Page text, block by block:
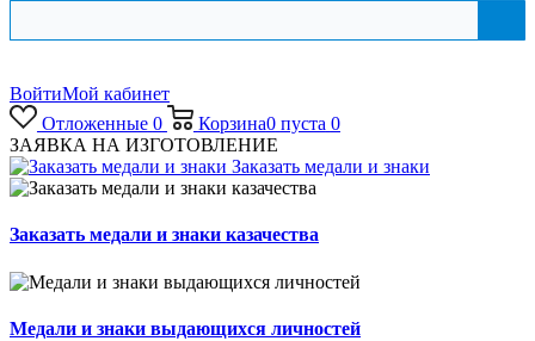
ВойтиМой кабинет
Отложенные 0 Корзина0 пуста 0
ЗАЯВКА НА ИЗГОТОВЛЕНИЕ
Заказать медали и знаки
Заказать медали и знаки казачества
Медали и знаки выдающихся личностей